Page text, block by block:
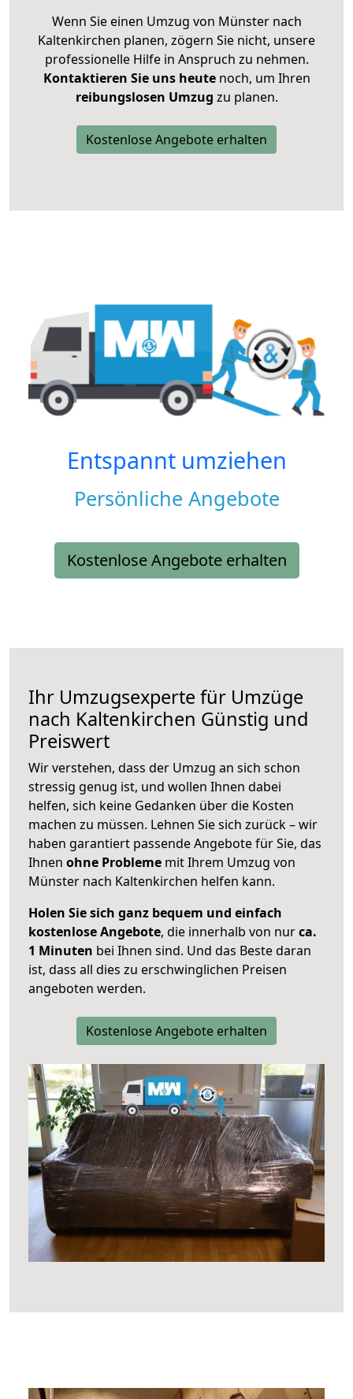
Wenn Sie einen Umzug von Münster nach
Kaltenkirchen planen, zögern Sie nicht, unsere
professionelle Hilfe in Anspruch zu nehmen.
Kontaktieren Sie uns heutenoch, um Ihren
reibungslosen Umzug zu planen.
Kostenlose Angebote erhalten
Entspannt umziehen
Persönliche Angebote
Kostenlose Angebote erhalten
Ihr Umzugsexperte für Umzüge
nach Kaltenkirchen Günstig und
Preiswert
Wir verstehen, dass der Umzug an sich schon
stressig genug ist, und wollen Ihnen dabei
helfen, sich keine Gedanken über die Kosten
machen zu müssen. Lehnen Sie sich zurück – wir
haben garantiert passende Angebote für Sie, das
Ihnen ohne Probleme mit Ihrem Umzug von
Münster nach Kaltenkirchen helfen kann.
Holen Sie sich ganz bequem und einfach
kostenlose Angebote, die innerhalb von nurca.
1 Minuten bei Ihnen sind. Und das Beste daran
ist, dass all dies zu erschwinglichen Preisen
angeboten werden.
Kostenlose Angebote erhalten